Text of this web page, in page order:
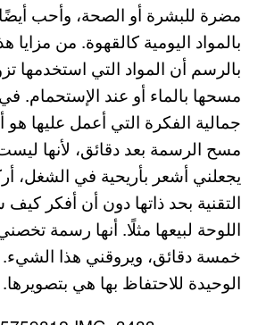
مضرة للبشرة أو الصحة، وأحب
بالمواد اليومية كالقهوة. من مزايا
بالرسم أن المواد التي استخدمها
مسحها بالماء أو عند الإستحمام.
جمالية الفكرة التي أعمل عليها هو
مسح الرسمة بعد دقائق، لأنها
يجعلني أشعر بأريحية في الشغل،
التقنية بحد ذاتها دون أن أفكر
اللوحة لبيعها مثلًا. أنها رسمة
خمسة دقائق، ويروقني هذا الشيء.
الوحيدة للاحتفاظ بها هي بتصويرها.